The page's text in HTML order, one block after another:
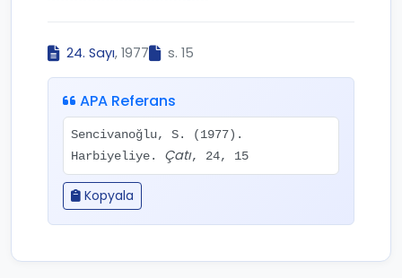
24. Sayı, 1977 s. 15
APA Referans
Sencivanoğlu, S. (1977).
Harbiyeliye. Çatı, 24, 15
Kopyala